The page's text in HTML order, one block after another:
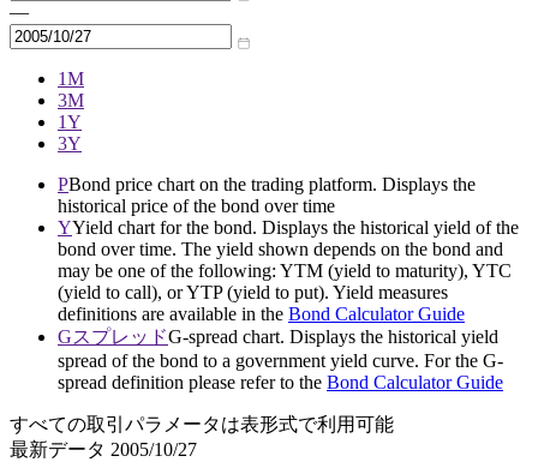
—
1M
3M
1Y
3Y
PBond price chart on the trading platform. Displays the
historical price of the bond over time
YYield chart for the bond. Displays the historical yield of the
bond over time. The yield shown depends on the bond and
may be one of the following: YTM (yield to maturity), YTC
(yield to call), or YTP (yield to put). Yield measures
definitions are available in the Bond Calculator Guide
GスプレッドG-spread chart. Displays the historical yield
spread of the bond to a government yield curve. For the G-
spread definition please refer to the Bond Calculator Guide
すべての取引パラメータは表形式で利用可能
最新データ 2005/10/27